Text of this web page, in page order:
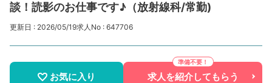
談！読影のお仕事です♪（放射線科/常勤)
更新日 : 2026/05/19求人No : 647706
お気に入り 求人を紹介してもらう